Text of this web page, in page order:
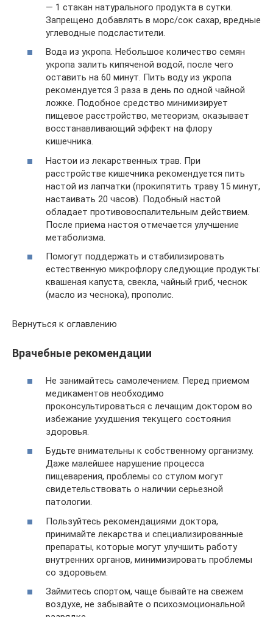
— 1 стакан натурального продукта в сутки.
Запрещено добавлять в морс/сок сахар, вредные
углеводные подсластители.
Вода из укропа. Небольшое количество семян
укропа залить кипяченой водой, после чего
оставить на 60 минут. Пить воду из укропа
рекомендуется 3 раза в день по одной чайной
ложке. Подобное средство минимизирует
пищевое расстройство, метеоризм, оказывает
восстанавливающий эффект на флору
кишечника.
Настои из лекарственных трав. При
расстройстве кишечника рекомендуется пить
настой из лапчатки (прокипятить траву 15 минут,
настаивать 20 часов). Подобный настой
обладает противовоспалительным действием.
После приема настоя отмечается улучшение
метаболизма.
Помогут поддержать и стабилизировать
естественную микрофлору следующие продукты:
квашеная капуста, свекла, чайный гриб, чеснок
(масло из чеснока), прополис.
Вернуться к оглавлению
Врачебные рекомендации
Не занимайтесь самолечением. Перед приемом
медикаментов необходимо
проконсультироваться с лечащим доктором во
избежание ухудшения текущего состояния
здоровья.
Будьте внимательны к собственному организму.
Даже малейшее нарушение процесса
пищеварения, проблемы со стулом могут
свидетельствовать о наличии серьезной
патологии.
Пользуйтесь рекомендациями доктора,
принимайте лекарства и специализированные
препараты, которые могут улучшить работу
внутренних органов, минимизировать проблемы
со здоровьем.
Займитесь спортом, чаще бывайте на свежем
воздухе, не забывайте о психоэмоциональной